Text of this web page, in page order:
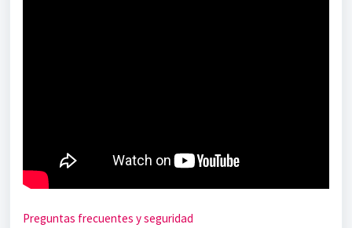
Preguntas frecuentes y seguridad